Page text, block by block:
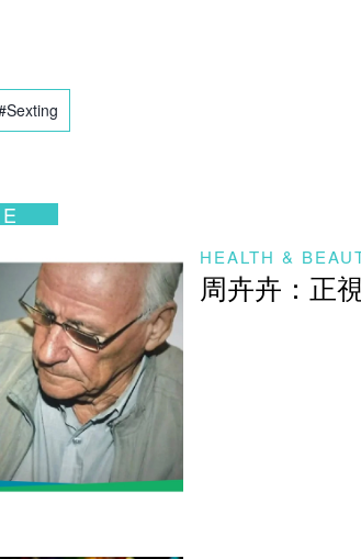
HEALTH &
周卉卉：正